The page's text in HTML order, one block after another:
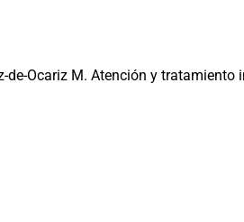
de-Ocariz M. Atención y